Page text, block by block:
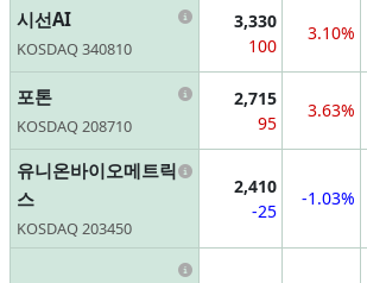
시선AI
KOSDAQ 340810
Information
3,330
100
3.10%
포톤
KOSDAQ 208710
Information
2,715
95
3.63%
유니온바이오메트릭
스
KOSDAQ 203450
Information
2,410
-25
-1.03%
Information